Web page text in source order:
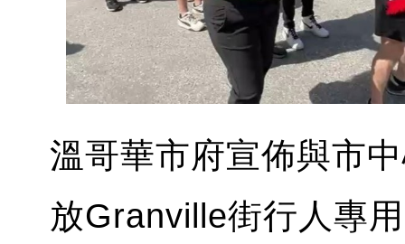
溫哥華市府宣佈與市
放Granville街行人專